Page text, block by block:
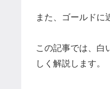
また、ゴールドに
この記事では、白
しく解説します。